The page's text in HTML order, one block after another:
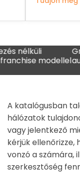
modellel
Green
A katalógusban
hálózatok
vagy jelentkező
kérjük
vonzó a számára,
szerkesztőség